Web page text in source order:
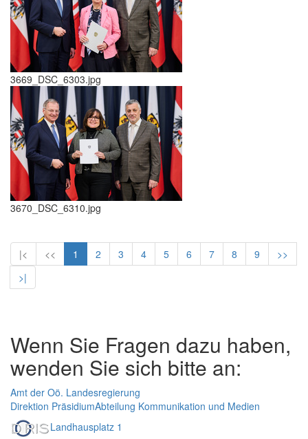
3669_DSC_6303.jpg
3670_DSC_6310.jpg
|< << 1 2 3 4 5 6 7 8 9
>>
>|
Wenn Sie Fragen dazu haben,
wenden Sie sich bitte an:
Amt der Oö. Landesregierung
Direktion PräsidiumAbteilung Kommunikation und Medien
Landhausplatz 1